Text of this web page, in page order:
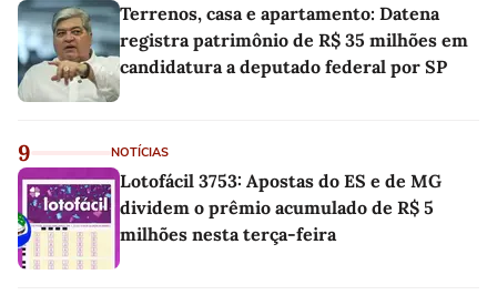
Terrenos, casa e apartamento: Datena
registra patrimônio de R$ 35 milhões em
candidatura a deputado federal por SP
9 NOTÍCIAS
Lotofácil 3753: Apostas do ES e de MG
dividem o prêmio acumulado de R$ 5
milhões nesta terça-feira